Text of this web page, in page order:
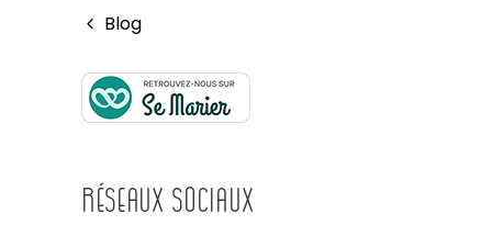
Blog
Réseaux Sociaux